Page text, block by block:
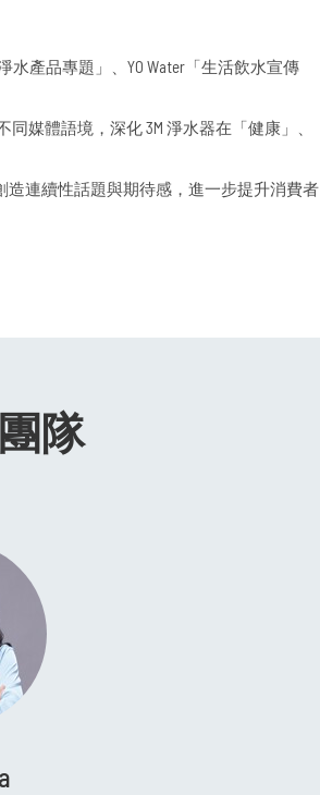
水產品專題」、YO Water「生活飲水宣傳
媒體語境，深化 3M 淨水器在「健康」、
造連續性話題與期待感，進一步提升消費者
隊